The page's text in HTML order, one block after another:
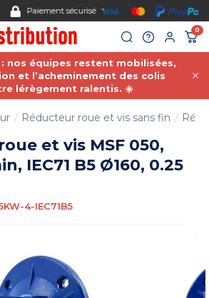
0
nos équipes restent mobilisées,
et l’acheminement des colis
lérègement ralentis. ☀️
Réducteur roue et vis sans fin
et vis MSF 050,
IEC71 B5 Ø160, 0.25
4-IEC71B5